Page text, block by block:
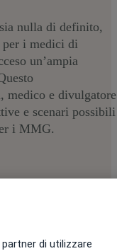
nulla di definito,
i medici di
un’ampia
medico e divulgatore
e scenari possibili
i MMG.
il report:
di utilizzare